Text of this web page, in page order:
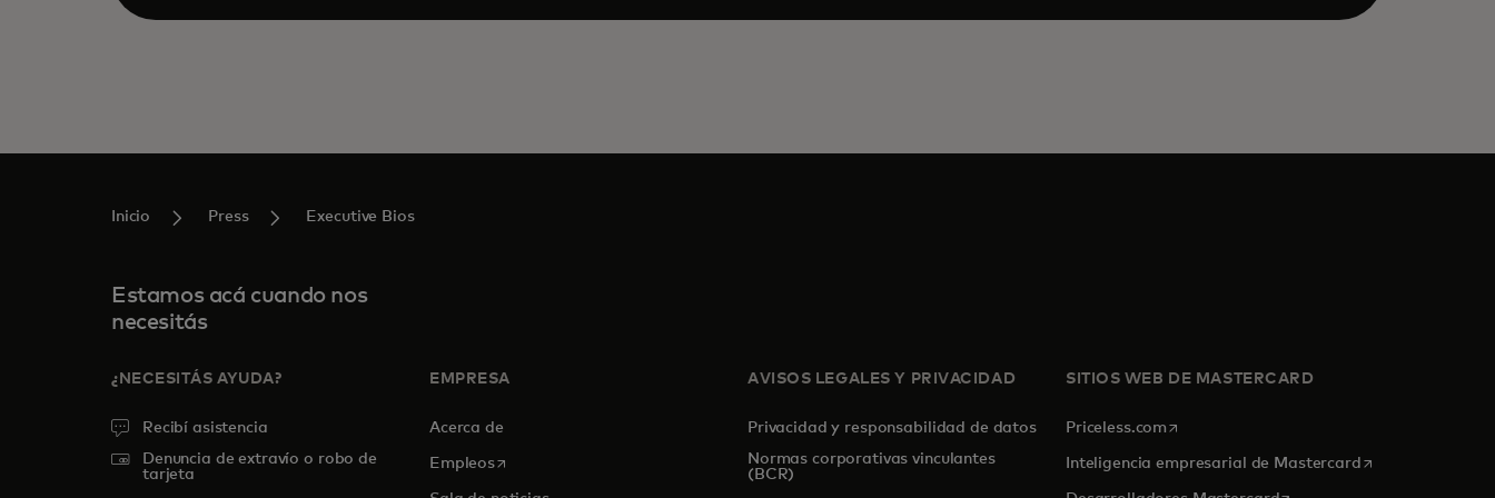
Inicio Press Executive Bios
Estamos acá cuando nos
necesitás
¿NECESITÁS AYUDA?
Recibí asistencia
Denuncia de extravío o robo de
tarjeta
EMPRESA
Acerca de
Empleosse abre en una pestaña nueva
AVISOS LEGALES Y PRIVACIDAD
Privacidad y responsabilidad de datos
Normas corporativas vinculantes
(BCR)
SITIOS WEB DE MASTERCARD
Priceless.com se abre en una pestaña nueva
Inteligencia empresarial de Mastercardse abre en una